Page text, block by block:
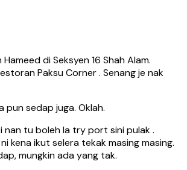
di Seksyen 16 Shah Alam.
Paksu Corner . Senang je nak
pun sedap juga. Oklah.
nan tu boleh la try port sini pulak .
kena ikut selera tekak masing masing.
mungkin ada yang tak.